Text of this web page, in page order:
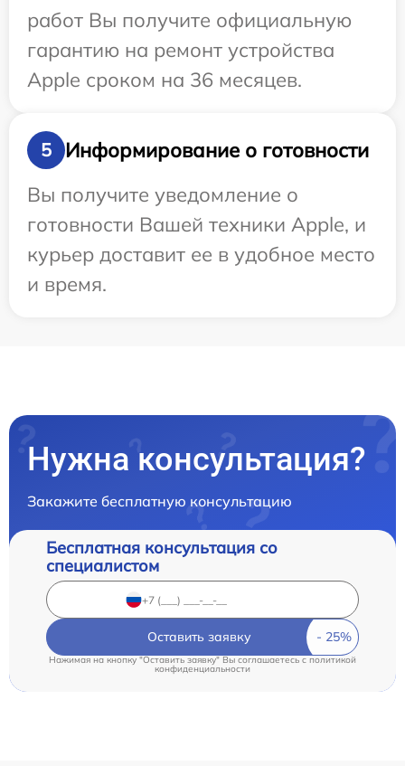
работ Вы получите официальную
гарантию на ремонт устройства
Apple сроком на 36 месяцев.
5
Информирование о готовности
Вы получите уведомление о
готовности Вашей техники Apple, и
курьер доставит ее в удобное место
и время.
Нужна консультация?
Закажите бесплатную консультацию
Бесплатная консультация со
специалистом
Оставить заявку
Нажимая на кнопку "Оставить заявку" Вы соглашаетесь c политикой
конфиденциальности